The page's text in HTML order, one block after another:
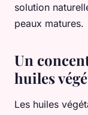
solution
peaux matures.
Un
huiles
Les huiles